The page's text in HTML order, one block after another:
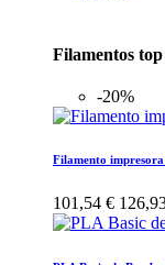
Filamentos top
-20%
Filamento
101,54 €